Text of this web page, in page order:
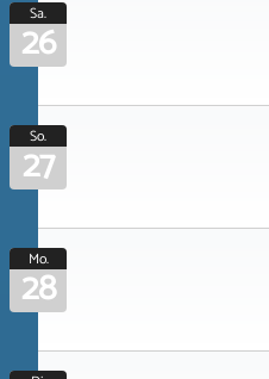
Sa.
26
So.
27
Mo.
28